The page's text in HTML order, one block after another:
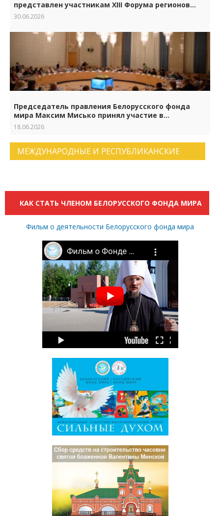
представлен участникам XIII Форума регионов
Беларуси и России
30.06.2026
Председатель правления Белорусского фонда
мира Максим Мисько принял участие в
торжествах по случаю 65-летия Российского
18.06.2026
МЕЖДУНАРОДНЫЕ И РЕСПУБЛИКАНСКИЕ
КАК СТАТЬ ЧЛЕНОМ БЕЛОРУССКОГО ФОНДА МИРА
Фильм о деятельности Белорусского фонда мира